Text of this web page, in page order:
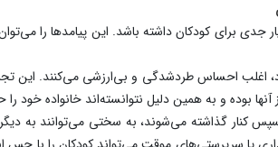
جدی برای کودکان داشته باشد. این پیامدها را
احساس طردشدگی و بی‌ارزشی می‌کنند. این
بوده و به همین دلیل نتوانسته‌اند خانواده خود را
کنار گذاشته می‌شوند، به سختی می‌توانند به